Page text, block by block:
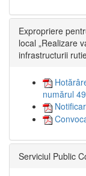
Expropriere
local „Realizare
infrastructurii
numărul
Serviciul Public